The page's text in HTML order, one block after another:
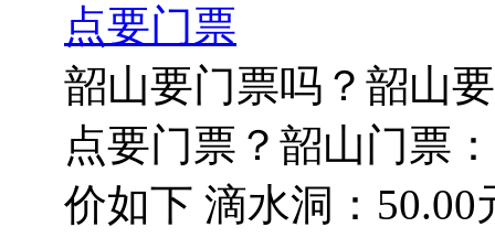
点要门票
韶山要门票吗？韶山
点要门票？韶山门票
价如下 滴水洞：